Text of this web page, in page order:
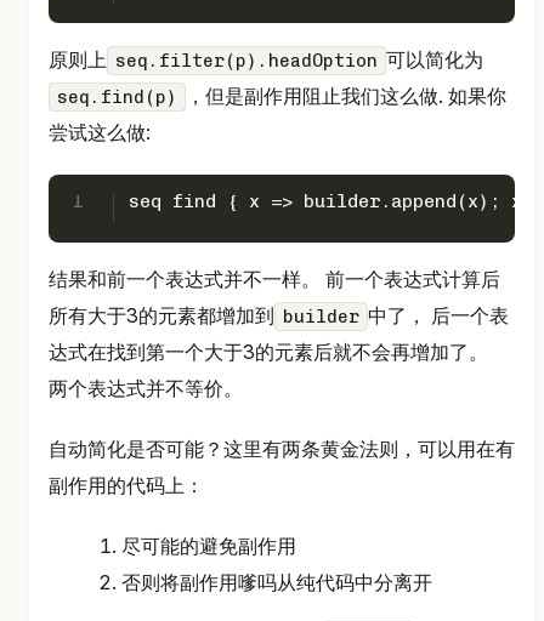
原则上 seq.filter(p).headOption 可以简化为
seq.find(p)
，但是副作用阻止我们这么做. 如果你
尝试这么做:
1 seq find { x => builder.append(x); x
结果和前一个表达式并不一样。 前一个表达式计算后
所有大于3的元素都增加到 builder 中了， 后一个表
达式在找到第一个大于3的元素后就不会再增加了。
两个表达式并不等价。
自动简化是否可能？这里有两条黄金法则，可以用在有
副作用的代码上：
尽可能的避免副作用
否则将副作用嗲吗从纯代码中分离开